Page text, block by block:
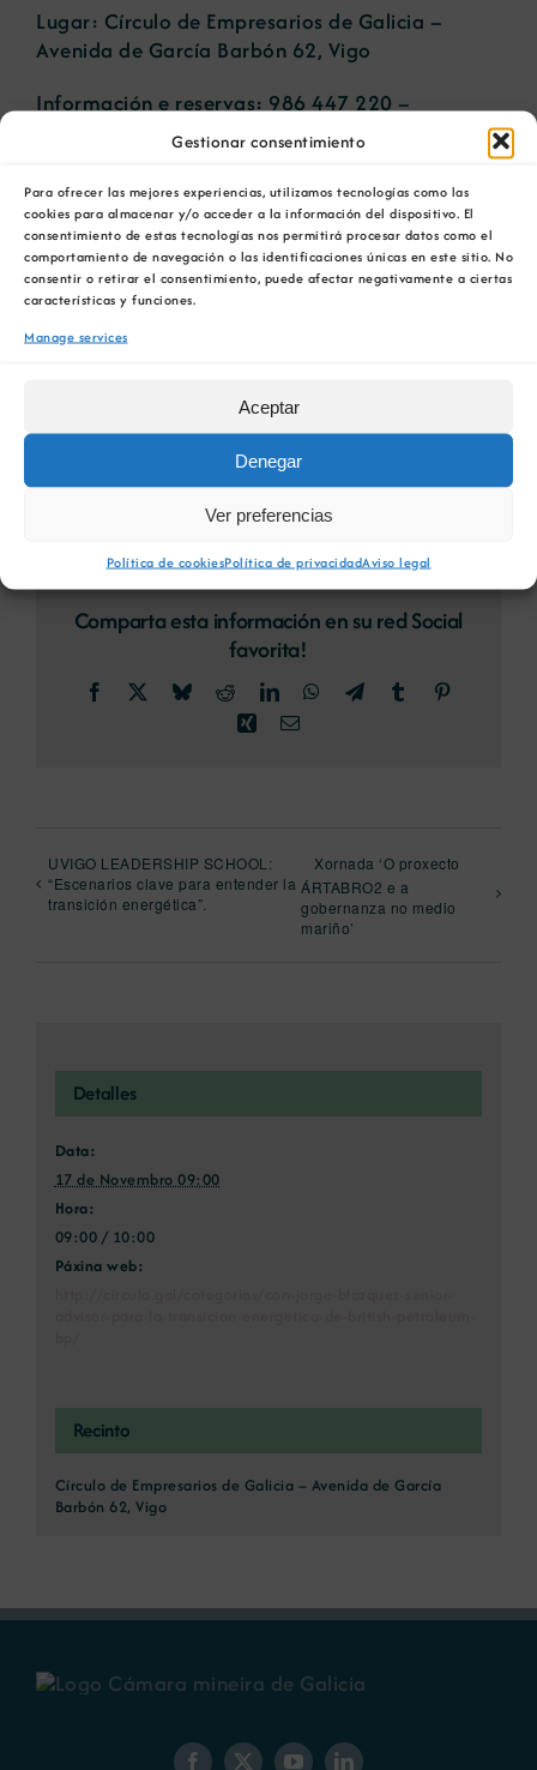
Gestionar consentimiento
Para ofrecer las mejores experiencias, utilizamos tecnologías como las
cookies para almacenar y/o acceder a la información del dispositivo. El
consentimiento de estas tecnologías nos permitirá procesar datos como el
comportamiento de navegación o las identificaciones únicas en este sitio. No
consentir o retirar el consentimiento, puede afectar negativamente a ciertas
características y funciones.
Manage services
Aceptar
Denegar
Ver preferencias
Política de cookiesPolítica de privacidadAviso legal
Lugar: Círculo de Empresarios de Galicia –
Avenida de García Barbón 62, Vigo
Información e reservas: 986 447 220 –
circulo@circulo.gal
AFORO LIMITADO
Reservas antes del 17 de noviembre
RESERVAR PLAZA
ENGADIR AO CALENDARIO
Comparta esta información en su red Social
favorita!
Facebook BlueskyRedditLinkedInWhatsApp
TelegramTumblr
XingEmail
UVIGO LEADERSHIP SCHOOL:
“Escenarios clave para entender la
transición energética”.
Xornada ‘O proxecto
ÁRTABRO2 e a
gobernanza no medio
mariño’
Detalles
Data:
17 de Novembro 09:00
Hora:
09:00 / 10:00
Páxina web:
Recinto
Círculo de Empresarios de Galicia – Avenida de García
Barbón 62, Vigo